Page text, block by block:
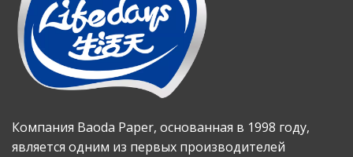
Компания Baoda Paper, основанная в 1998 году,
является одним из первых производителей